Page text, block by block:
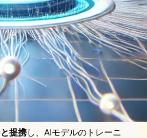
提携し、AIモデルのトレーニ